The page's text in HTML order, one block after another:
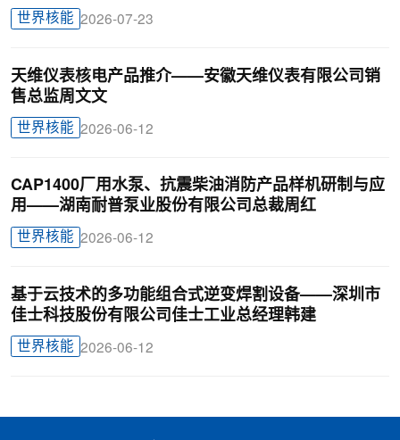
世界核能 2026-07-23
天维仪表核电产品推介——安徽天维仪表有限公司销
售总监周文文
世界核能 2026-06-12
CAP1400厂用水泵、抗震柴油消防产品样机研制与应
用——湖南耐普泵业股份有限公司总裁周红
世界核能 2026-06-12
基于云技术的多功能组合式逆变焊割设备——深圳市
佳士科技股份有限公司佳士工业总经理韩建
世界核能 2026-06-12